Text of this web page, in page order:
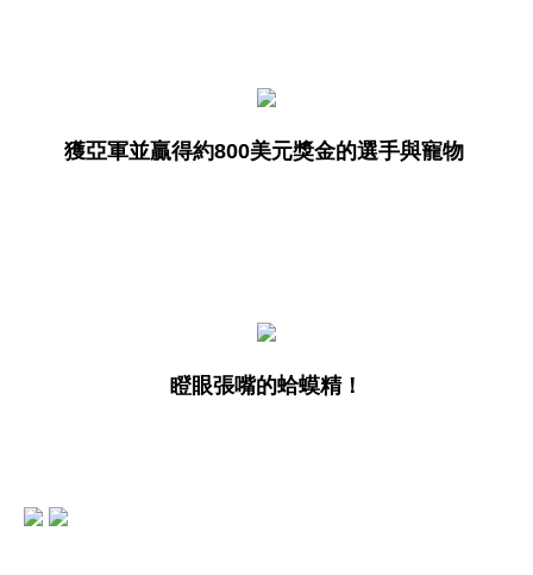
獲亞軍並贏得約800美元獎金的選手與寵物
瞪眼張嘴的蛤蟆精！